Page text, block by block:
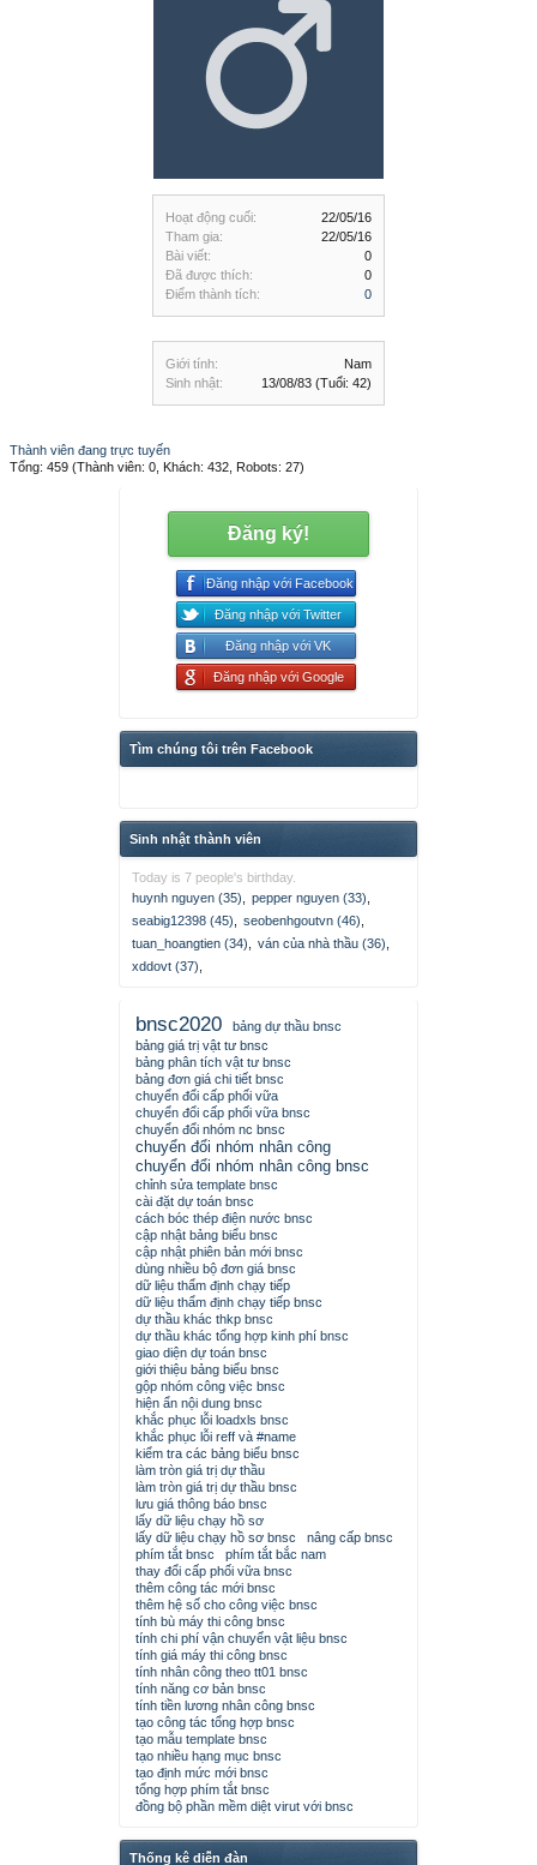
Hoạt động cuối:
22/05/16
Tham gia:
22/05/16
Bài viết:
0
Đã được thích:
0
Điểm thành tích:
0
Giới tính:
Nam
Sinh nhật:
13/08/83 (Tuổi: 42)
Thành viên đang trực tuyến
Tổng: 459 (Thành viên: 0, Khách: 432, Robots: 27)
Đăng ký!
Đăng nhập với Facebook
Đăng nhập với Twitter
Đăng nhập với VK
Đăng nhập với Google
Tìm chúng tôi trên Facebook
Sinh nhật thành viên
Today is 7 people's birthday.
huynh nguyen (35)
pepper nguyen (33)
seabig12398 (45)
seobenhgoutvn (46)
tuan_hoangtien (34)
ván của nhà thầu (36)
xddovt (37)
bnsc2020
bảng dự thầu bnsc
bảng giá trị vật tư bnsc
bảng phân tích vật tư bnsc
bảng đơn giá chi tiết bnsc
chuyển đổi cấp phối vữa
chuyển đổi cấp phối vữa bnsc
chuyển đổi nhóm nc bnsc
chuyển đổi nhóm nhân công
chuyển đổi nhóm nhân công bnsc
chỉnh sửa template bnsc
cài đặt dự toán bnsc
cách bóc thép điện nước bnsc
cập nhật bảng biểu bnsc
cập nhật phiên bản mới bnsc
dùng nhiều bộ đơn giá bnsc
dữ liệu thẩm định chạy tiếp
dữ liệu thẩm định chạy tiếp bnsc
dự thầu khác thkp bnsc
dự thầu khác tổng hợp kinh phí bnsc
giao diện dự toán bnsc
giới thiệu bảng biểu bnsc
gộp nhóm công việc bnsc
hiện ẩn nội dung bnsc
khắc phục lỗi loadxls bnsc
khắc phục lỗi reff và #name
kiểm tra các bảng biểu bnsc
làm tròn giá trị dự thầu
làm tròn giá trị dự thầu bnsc
lưu giá thông báo bnsc
lấy dữ liệu chạy hồ sơ
lấy dữ liệu chạy hồ sơ bnsc
nâng cấp bnsc
phím tắt bnsc
phím tắt bắc nam
thay đổi cấp phối vữa bnsc
thêm công tác mới bnsc
thêm hệ số cho công việc bnsc
tính bù máy thi công bnsc
tính chi phí vận chuyển vật liệu bnsc
tính giá máy thi công bnsc
tính nhân công theo tt01 bnsc
tính năng cơ bản bnsc
tính tiền lương nhân công bnsc
tạo công tác tổng hợp bnsc
tạo mẫu template bnsc
tạo nhiều hạng mục bnsc
tạo định mức mới bnsc
tổng hợp phím tắt bnsc
đồng bộ phần mềm diệt virut với bnsc
Thống kê diễn đàn